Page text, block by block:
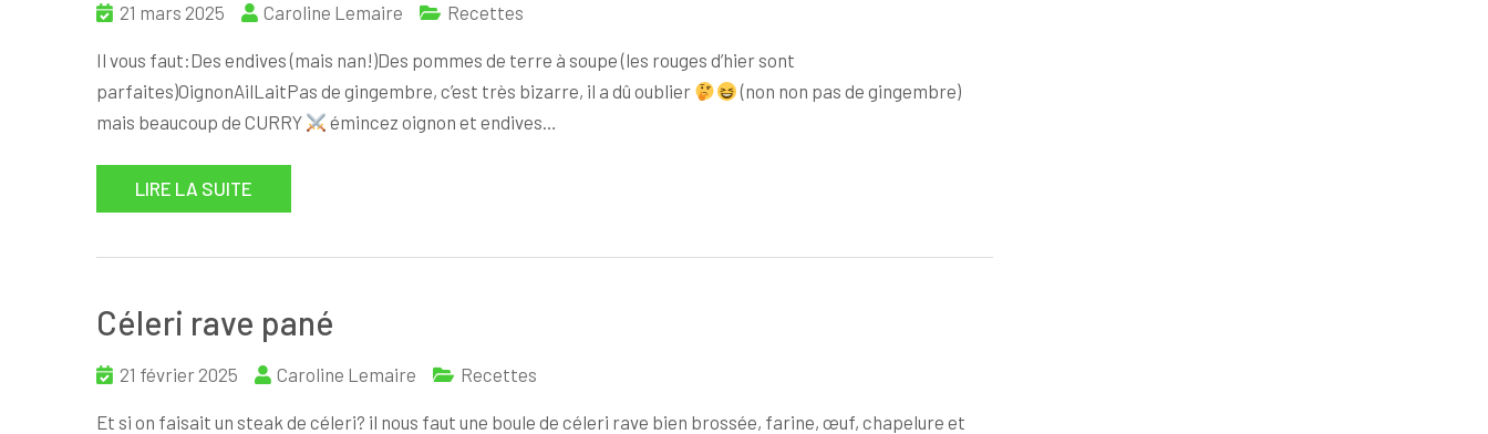
21 mars 2025 Caroline Lemaire Recettes
Il vous faut:Des endives (mais nan!)Des pommes de terre à soupe (les rouges d’hier sont
parfaites)OignonAilLaitPas de gingembre, c’est très bizarre, il a dû oublier
(non non pas de gingembre)
mais beaucoup de CURRY
émincez oignon et endives…
LIRE LA SUITE
Céleri rave pané
21 février 2025 Caroline Lemaire Recettes
Et si on faisait un steak de céleri? il nous faut une boule de céleri rave bien brossée, farine, œuf, chapelure et